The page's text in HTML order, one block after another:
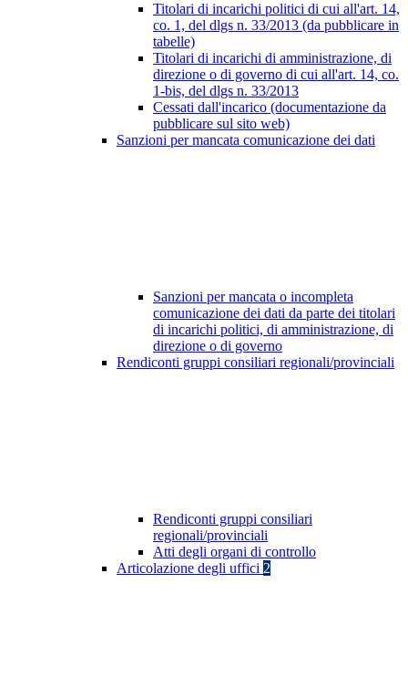
Titolari di incarichi politici di cui all'art. 14,
co. 1, del dlgs n. 33/2013 (da pubblicare in
tabelle)
Titolari di incarichi di amministrazione, di
direzione o di governo di cui all'art. 14, co.
1-bis, del dlgs n. 33/2013
Cessati dall'incarico (documentazione da
pubblicare sul sito web)
Sanzioni per mancata comunicazione dei dati
Sanzioni per mancata o incompleta
comunicazione dei dati da parte dei titolari
di incarichi politici, di amministrazione, di
direzione o di governo
Rendiconti gruppi consiliari regionali/provinciali
Rendiconti gruppi consiliari
regionali/provinciali
Atti degli organi di controllo
Articolazione degli uffici 2